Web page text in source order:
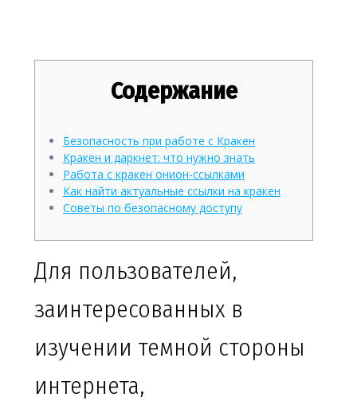
Содержание
Безопасность при работе с Кракен
Кракен и даркнет: что нужно знать
Работа с кракен онион-ссылками
Как найти актуальные ссылки на кракен
Советы по безопасному доступу
Для пользователей,
заинтересованных в
изучении темной стороны
интернета,